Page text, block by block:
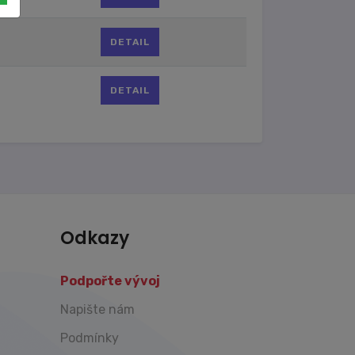
DETAIL
DETAIL
Odkazy
Podpořte vývoj
Napište nám
Podmínky